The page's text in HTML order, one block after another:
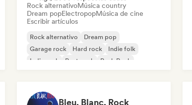
Rock alternativoMúsica country
Dream popElectropopMúsica de cine
Escribir artículos
Rock alternativo
Dream pop
Garage rock
Hard rock
Indie folk
Indie rock
Post punk Punk Rock
Bleu, Blanc, Rock